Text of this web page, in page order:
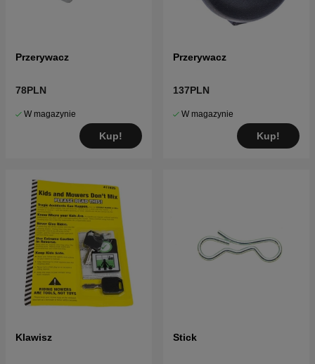
Przerywacz
78PLN
W magazynie
Kup!
Przerywacz
137PLN
W magazynie
Kup!
Klawisz Stick